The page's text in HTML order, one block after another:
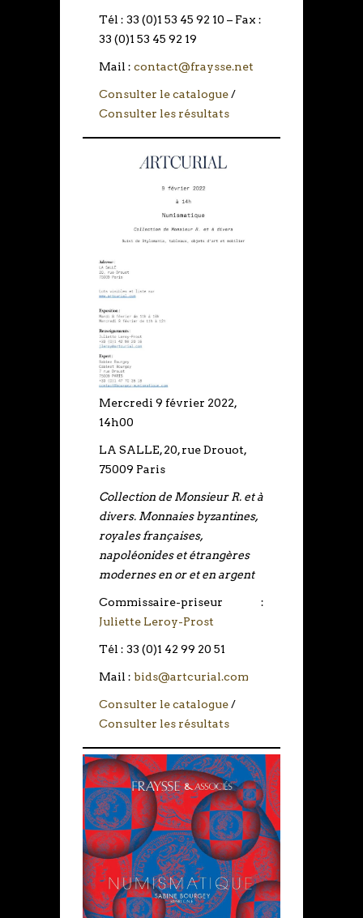
Tél : 33 (0)1 53 45 92 10 – Fax :
33 (0)1 53 45 92 19
Mail : contact@fraysse.net
Consulter le catalogue/
Consulter les résultats
Mercredi 9 février 2022,
14h00
LA SALLE, 20, rue Drouot,
75009 Paris
Collection de Monsieur R. et à
divers. Monnaies byzantines,
royales françaises,
napoléonides et étrangères
modernes en or et en argent
Commissaire-priseur :
Juliette Leroy-Prost
Tél : 33 (0)1 42 99 20 51
Mail : bids@artcurial.com
Consulter le catalogue/
Consulter les résultats